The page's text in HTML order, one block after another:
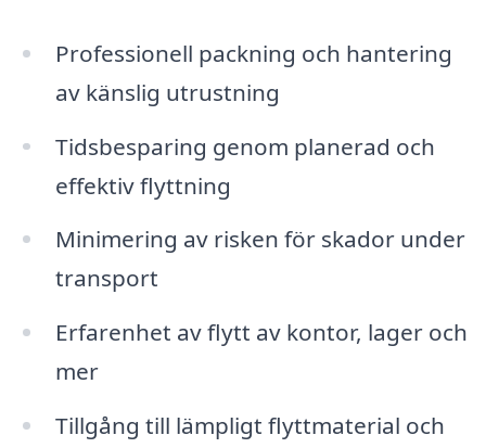
Professionell packning och hantering
av känslig utrustning
Tidsbesparing genom planerad och
effektiv flyttning
Minimering av risken för skador under
transport
Erfarenhet av flytt av kontor, lager och
mer
Tillgång till lämpligt flyttmaterial och